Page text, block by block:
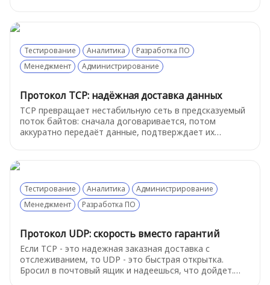
Тестирование Аналитика
Разработка ПО
Менеджмент
Администрирование
Протокол TCP: надёжная доставка данных
TCP превращает нестабильную сеть в предсказуемый
поток байтов: сначала договаривается, потом
аккуратно передаёт данные, подтверждает их
Тестирование Аналитика
Администрирование
Менеджмент
Разработка ПО
Протокол UDP: скорость вместо гарантий
Если TCP - это надежная заказная доставка с
отслеживанием, то UDP - это быстрая открытка.
Бросил в почтовый ящик и надеешься, что дойдет.